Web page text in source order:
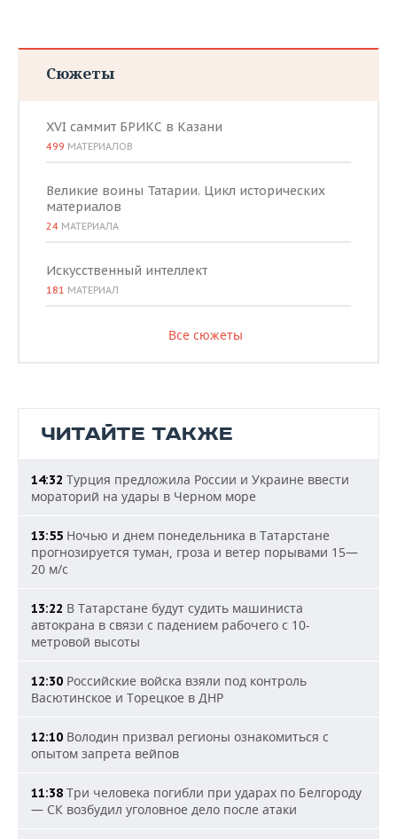
Сюжеты
XVI саммит БРИКС в Казани
499 МАТЕРИАЛОВ
Великие воины Татарии. Цикл исторических
материалов
24 МАТЕРИАЛА
Искусственный интеллект
181 МАТЕРИАЛ
Все сюжеты
ЧИТАЙТЕ ТАКЖЕ
14:32 Турция предложила России и Украине ввести
мораторий на удары в Черном море
13:55 Ночью и днем понедельника в Татарстане
прогнозируется туман, гроза и ветер порывами 15—
20 м/с
13:22 В Татарстане будут судить машиниста
автокрана в связи с падением рабочего с 10-
метровой высоты
12:30 Российские войска взяли под контроль
Васютинское и Торецкое в ДНР
12:10 Володин призвал регионы ознакомиться с
опытом запрета вейпов
11:38 Три человека погибли при ударах по Белгороду
— СК возбудил уголовное дело после атаки